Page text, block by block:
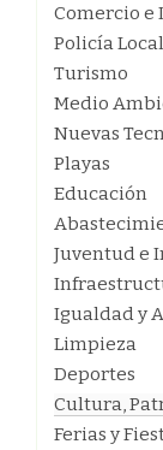
Comercio e
Policía
Turismo
Medio
Nuevas
Playas
Educación
Juventud e
Igualdad y
Limpieza
Deportes
Cultura,
Ferias y